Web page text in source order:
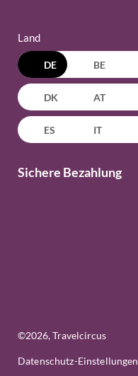
Land
DE BE
DK AT
ES IT
Sichere Bezahlung
©2026, Travelcircus
Datenschutz-Einstellungen